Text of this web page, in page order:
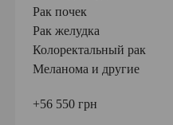
Рак почек
Рак желудка
Колоректальный рак
Меланома и другие
+56 550 грн